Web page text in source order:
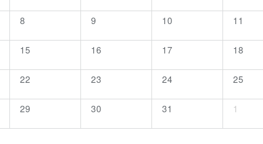
8 9 10 11
15 16 17 18
22 23 24 25
29 30 31 1